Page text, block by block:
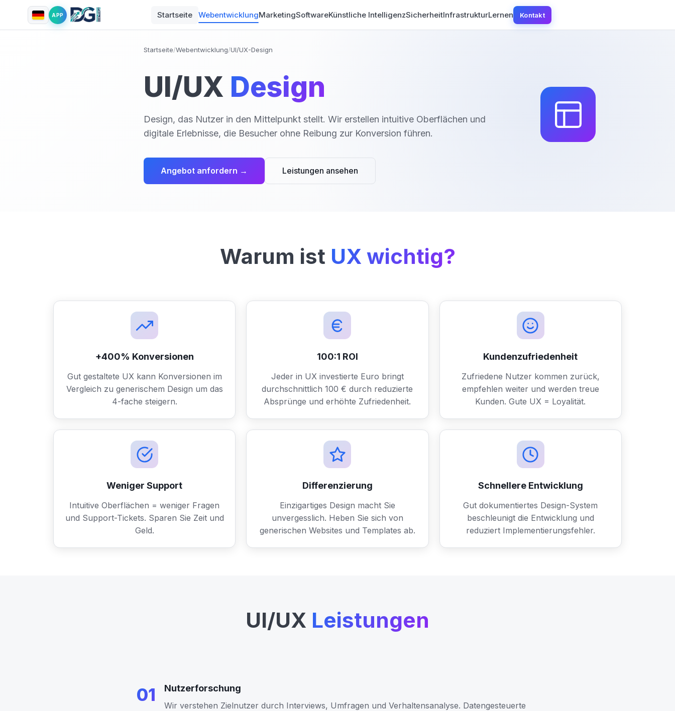
APP Startseite WebentwicklungMarketingSoftwareKünstliche IntelligenzSicherheitInfrastrukturLernen Kontakt
Startseite/Webentwicklung/UI/UX-Design
UI/UX Design
Design, das Nutzer in den Mittelpunkt stellt. Wir erstellen intuitive Oberflächen und
digitale Erlebnisse, die Besucher ohne Reibung zur Konversion führen.
Angebot anfordern → Leistungen ansehen
Warum ist UX wichtig?
+400% Konversionen
Gut gestaltete UX kann Konversionen im
Vergleich zu generischem Design um das
4-fache steigern.
100:1 ROI
Jeder in UX investierte Euro bringt
durchschnittlich 100 € durch reduzierte
Absprünge und erhöhte Zufriedenheit.
Kundenzufriedenheit
Zufriedene Nutzer kommen zurück,
empfehlen weiter und werden treue
Kunden. Gute UX = Loyalität.
Weniger Support
Intuitive Oberflächen = weniger Fragen
und Support-Tickets. Sparen Sie Zeit und
Geld.
Differenzierung
Einzigartiges Design macht Sie
unvergesslich. Heben Sie sich von
generischen Websites und Templates ab.
Schnellere Entwicklung
Gut dokumentiertes Design-System
beschleunigt die Entwicklung und
reduziert Implementierungsfehler.
UI/UX Leistungen
01 Nutzerforschung
Wir verstehen Zielnutzer durch Interviews, Umfragen und Verhaltensanalyse. Datengesteuerte